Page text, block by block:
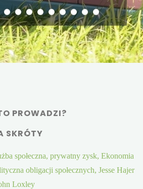
PROWADZI?
SKRÓTY
społeczna, prywatny zysk, Ekonomia
obligacji społecznych, Jesse Hajer
Loxley